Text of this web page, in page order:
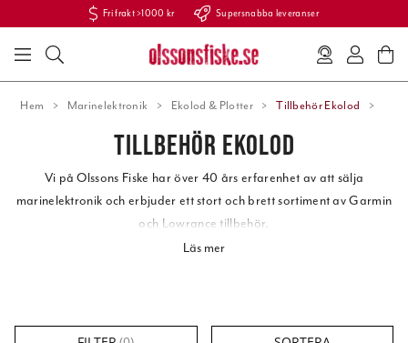
Fri frakt >1000 kr Supersnabba leveranser
Hem Marinelektronik Ekolod & Plotter Tillbehör Ekolod
TILLBEHÖR EKOLOD
Vi på Olssons Fiske har över 40 års erfarenhet av att sälja
marinelektronik och erbjuder ett stort och brett sortiment avGarmin
och Lowrance tillbehör
Läs mer